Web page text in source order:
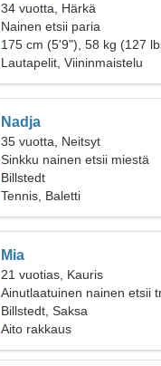
34 vuotta, Härkä
Nainen etsii paria
175 cm (5'9"), 58 kg (127
Lautapelit, Viininmaistelu
Nadja
35 vuotta, Neitsyt
Sinkku nainen etsii miestä
Billstedt
Tennis, Baletti
Mia
21 vuotias, Kauris
Ainutlaatuinen nainen etsii
Billstedt, Saksa
Aito rakkaus